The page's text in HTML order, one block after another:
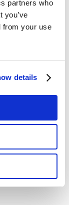
partners who
you’ve
from your use
details